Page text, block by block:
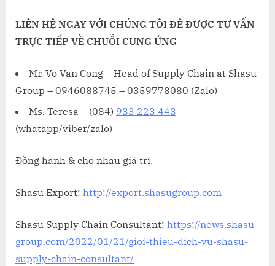
LIÊN HỆ NGAY VỚI CHÚNG TÔI ĐỂ ĐƯỢC TƯ VẤN
TRỰC TIẾP VỀ CHUỖI CUNG ỨNG
Mr. Vo Van Cong – Head of Supply Chain at Shasu
Group – 0946088745 – 0359778080 (Zalo)
Ms. Teresa – (084) 933 223 443
(whatapp/viber/zalo)
Đồng hành & cho nhau giá trị.
Shasu Export: http://export.shasugroup.com
Shasu Supply Chain Consultant: https://news.shasu-
group.com/2022/01/21/gioi-thieu-dich-vu-shasu-
supply-chain-consultant/